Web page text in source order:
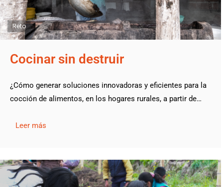
Reto
Cocinar sin destruir
¿Cómo generar soluciones innovadoras y eficientes para la
cocción de alimentos, en los hogares rurales, a partir de…
Leer más